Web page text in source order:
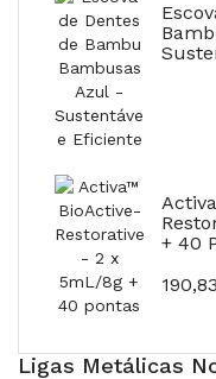
+ 40
Ligas Metálicas